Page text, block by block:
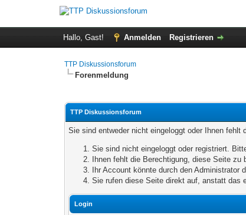
Hallo, Gast! Anmelden Registrieren
TTP Diskussionsforum
Forenmeldung
TTP Diskussionsforum
Sie sind entweder nicht eingeloggt oder Ihnen
Sie sind nicht eingeloggt oder registriert.
Ihnen fehlt die Berechtigung, diese Seite
Ihr Account könnte durch den
Sie rufen diese Seite direkt auf, anstatt das
Login